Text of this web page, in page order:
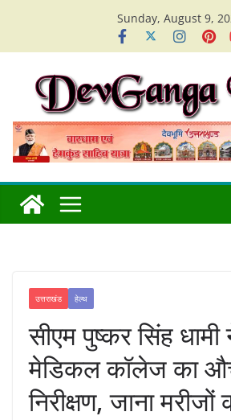
content
Sunday, August 9,
उत्तराखंड हेल्थ
सीएम पुष्कर सिंह
मेडिकल कॉलेज का
निरीक्षण, जाना मरीजों